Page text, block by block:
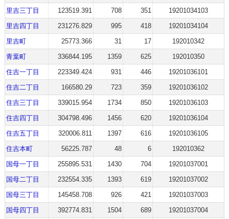
里吉三丁目
123519.391 708 351
19201034103
里吉四丁目
231276.829 995 418
19201034104
里吉町
25773.366 31 17
192010342
青葉町
336844.195 1359 625
192010350
住吉一丁目
223349.424 931 446
19201036101
住吉二丁目
166580.29 723 359
19201036102
住吉三丁目
339015.954 1734 850
19201036103
住吉四丁目
304798.496 1456 620
19201036104
住吉五丁目
320006.811 1397 616
19201036105
住吉本町
56225.787 48 6
192010362
国母一丁目
255895.531 1430 704
19201037001
国母二丁目
232554.335 1393 619
19201037002
国母三丁目
145458.708 926 421
19201037003
国母四丁目
392774.831 1504 689
19201037004